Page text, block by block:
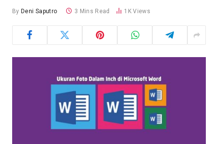
By Deni Saputro 3 Mins Read 1KViews